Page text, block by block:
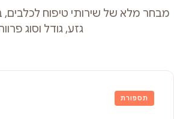
מבחר מלא של שירותי טיפוח
גזע, גודל וסוג
תספורת